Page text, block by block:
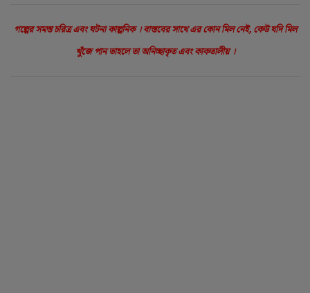
গল্পের সমস্ত চরিত্র এবং ঘটনা কাল্পনিক । বাস্তবের সাথে এর কোন মিল নেই, কেউ যদি মিল
খুঁজে পান তাহলে তা অনিচ্ছাকৃত এবং কাকতালীয় ।